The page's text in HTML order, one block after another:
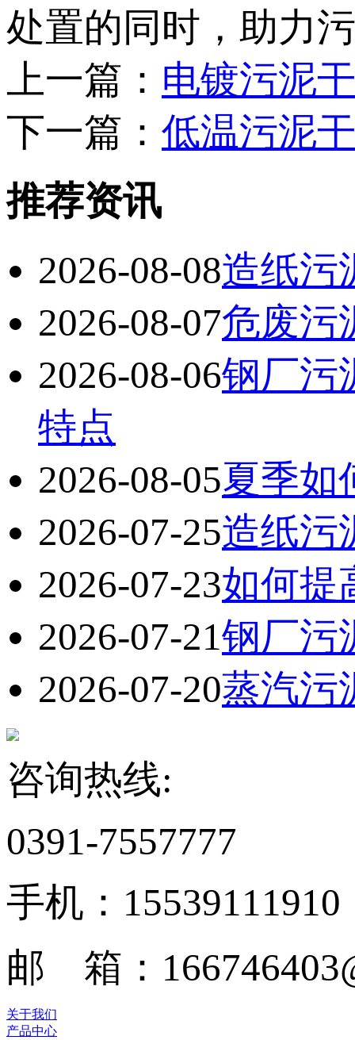
处置的同时，助力
上一篇： 电镀污泥
下一篇： 低温污泥
推荐资讯
2026-08-08造纸污
2026-08-07危废污
2026-08-06钢厂污
特点
2026-08-05夏季如
2026-07-25造纸污
2026-07-23如何提
2026-07-21钢厂污
2026-07-20蒸汽污
咨询热线:
0391-7557777
手机：15539111910
邮 箱：
关于我们
产品中心